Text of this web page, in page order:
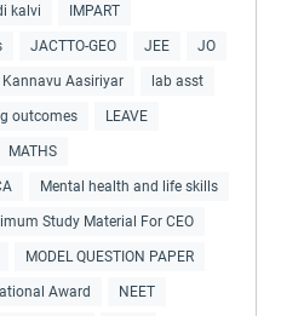
kalvi IMPART
JACTTO-GEO JEE JO
Kannavu Aasiriyar lab asst
outcomes LEAVE
MATHS
Mental health and life skills
Study Material For CEO
MODEL QUESTION PAPER
Award NEET